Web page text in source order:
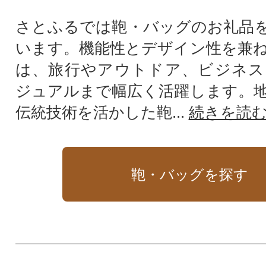
さとふるでは鞄・バッグのお礼品
います。機能性とデザイン性を兼
は、旅行やアウトドア、ビジネ
ジュアルまで幅広く活躍します。
伝統技術を活かした鞄... 続きを読
鞄・バッグを探す